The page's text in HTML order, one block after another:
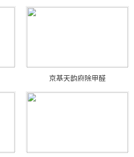
京基天韵府除甲醛